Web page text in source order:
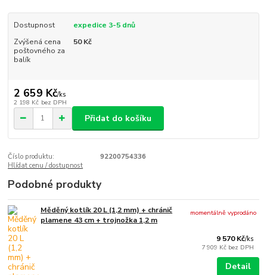
Dostupnost
expedice 3-5 dnů
Zvýšená cena
poštovného za
balík
50 Kč
2 659 Kč/ks
2 198 Kč bez DPH
Přidat do košíku
Číslo produktu:
92200754336
Hlídat cenu / dostupnost
Podobné produkty
Měděný kotlík 20 L (1,2 mm) + chránič
plamene 43 cm + trojnožka 1,2 m
9 570 Kč/ks
7 909 Kč bez DPH
momentálně vyprodáno
Detail